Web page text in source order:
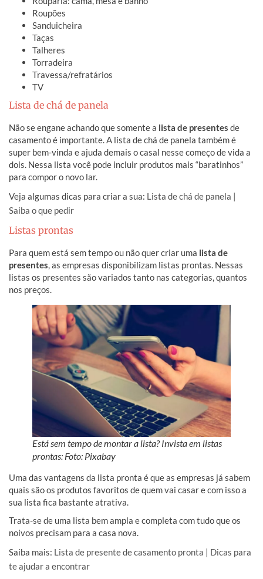
Roupões
Sanduicheira
Taças
Talheres
Torradeira
Travessa/refratários
TV
Lista de chá de panela
Não se engane achando que somente a lista de presentes de
casamento é importante. A lista de chá de panela também é
super bem-vinda e ajuda demais o casal nesse começo de vida a
dois. Nessa lista você pode incluir produtos mais “baratinhos”
para compor o novo lar.
Veja algumas dicas para criar a sua: Lista de chá de panela |
Saiba o que pedir
Listas prontas
Para quem está sem tempo ou não quer criar uma lista de
presentes, as empresas disponibilizam listas prontas. Nessas
listas os presentes são variados tanto nas categorias, quantos
nos preços.
Está sem tempo de montar a lista? Invista em listas
prontas: Foto: Pixabay
Uma das vantagens da lista pronta é que as empresas já sabem
quais são os produtos favoritos de quem vai casar e com isso a
sua lista fica bastante atrativa.
Trata-se de uma lista bem ampla e completa com tudo que os
noivos precisam para a casa nova.
Saiba mais: Lista de presente de casamento pronta | Dicas para
te ajudar a encontrar